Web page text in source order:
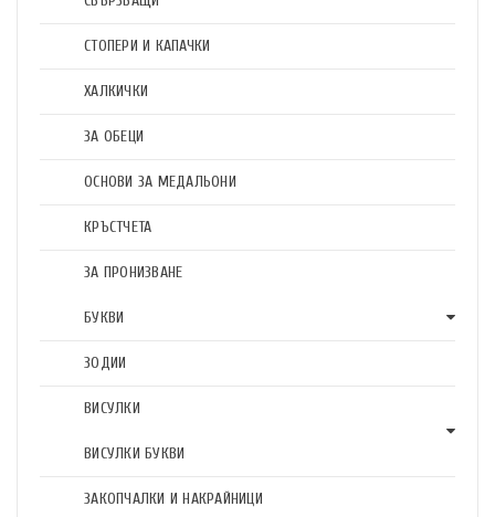
СТОПЕРИ И КАПАЧКИ
ХАЛКИЧКИ
ЗА ОБЕЦИ
ОСНОВИ ЗА МЕДАЛЬОНИ
КРЪСТЧЕТА
ЗА ПРОНИЗВАНЕ
БУКВИ
ЗОДИИ
ВИСУЛКИ
ВИСУЛКИ БУКВИ
ЗАКОПЧАЛКИ И НАКРАЙНИЦИ